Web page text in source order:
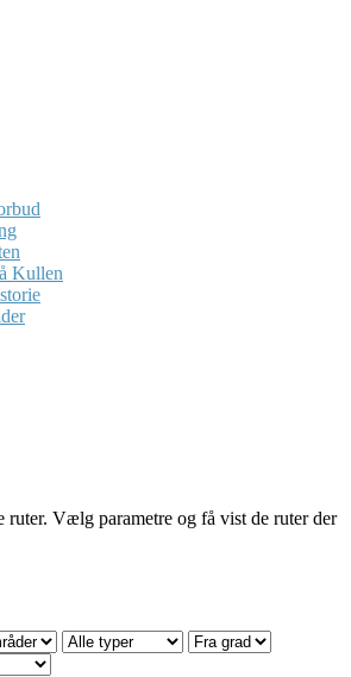
Kullen
ruter. Vælg parametre og få vist de ruter der